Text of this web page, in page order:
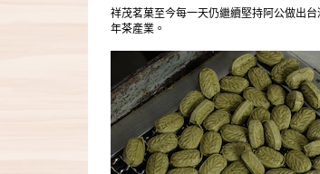
祥茂茗菓至今每一天仍繼續堅持阿公做出
年茶產業。